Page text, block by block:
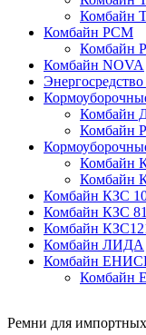
Комбайн
Комбайн РСМ
Комбайн
Комбайн NOVA
Комбайн
Комбайн
Комбайн
Комбайн
Комбайн КЗС
Комбайн КЗС
Комбайн
Комбайн ЛИДА
Комбайн
Комбайн
Ремни для